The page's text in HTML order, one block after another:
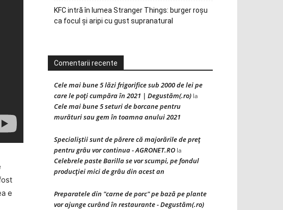
e
KFC intră în lumea Stranger Things: burger roșu
ca focul și aripi cu gust supranatural
Comentarii recente
Cele mai bune 5 lăzi frigorifice sub 2000 de lei pe
care le poți cumpăra în 2021 | Degustăm(.ro) la
Cele mai bune 5 seturi de borcane pentru
murături sau gem în toamna anului 2021
Specialiștii sunt de părere că majorările de preț
pentru grâu vor continua - AGRONET.RO la
Celebrele paste Barilla se vor scumpi, pe fondul
producției mici de grâu din acest an
Preparatele din "carne de porc" pe bază pe plante
vor ajunge curând în restaurante - Degustăm(.ro)